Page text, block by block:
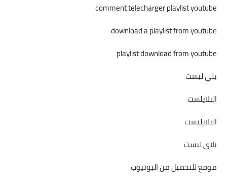
comment telecharger playlist youtube
download a playlist from youtube
playlist download from youtube
بلي ليست
البلايلست
البلايليست
بلاى ليست
موقع للتحميل من اليوتيوب